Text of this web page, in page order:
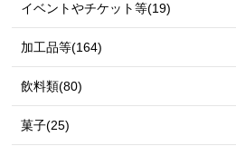
イベントやチケット等(19)
加工品等(164)
飲料類(80)
菓子(25)